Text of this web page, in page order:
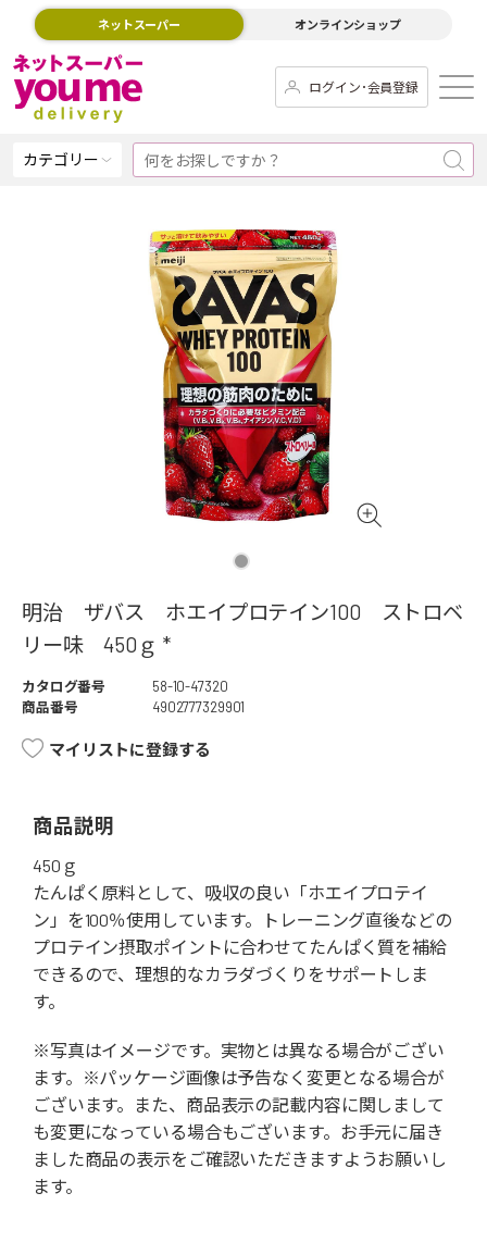
ネットスーパー オンラインショップ
ログイン･会員登録
カテゴリー
明治 ザバス ホエイプロテイン100 ストロベ
リー味 450ｇ *
カタログ番号
58-10-47320
商品番号
4902777329901
マイリストに登録する
商品説明
450ｇ
たんぱく原料として、吸収の良い「ホエイプロテイ
ン」を100％使用しています。トレーニング直後などの
プロテイン摂取ポイントに合わせてたんぱく質を補給
できるので、理想的なカラダづくりをサポートしま
す。
※写真はイメージです。実物とは異なる場合がござい
ます。※パッケージ画像は予告なく変更となる場合が
ございます。また、商品表示の記載内容に関しまして
も変更になっている場合もございます。お手元に届き
ました商品の表示をご確認いただきますようお願いし
ます。